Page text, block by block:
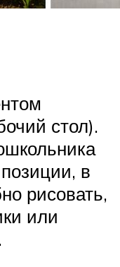
стол).
в
рисовать,
или